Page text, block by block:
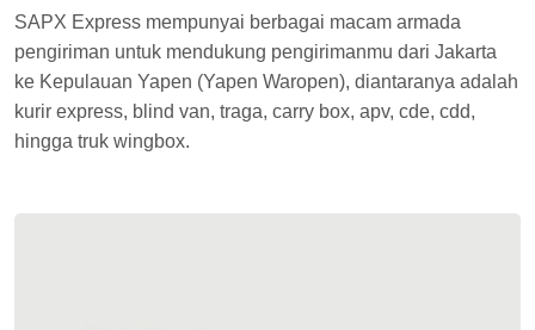
SAPX Express mempunyai berbagai macam armada
pengiriman untuk mendukung pengirimanmu dari Jakarta
ke Kepulauan Yapen (Yapen Waropen), diantaranya adalah
kurir express, blind van, traga, carry box, apv, cde, cdd,
hingga truk wingbox.